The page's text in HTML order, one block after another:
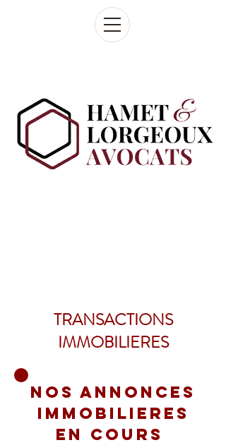
TRANSACTIONS
IMMOBILIERES
NOS ANNONCES
IMMOBILIERES
EN COURS